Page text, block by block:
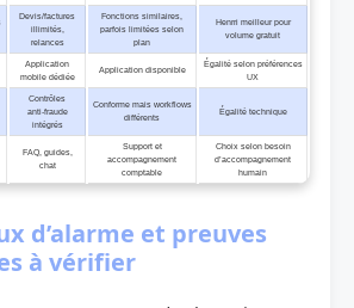
Devis/factures
illimités,
relances
Fonctions similaires,
parfois limitées selon
plan
Henrri meilleur pour
volume gratuit
Application
mobile dédiée
Application disponible
Égalité selon préférences
UX
Contrôles
anti‑fraude
intégrés
Conforme mais workflows
différents
Égalité technique
FAQ, guides,
chat
Support et
accompagnement
comptable
Choix selon besoin
d’accompagnement
humain
d’alarme et preuves
à vérifier